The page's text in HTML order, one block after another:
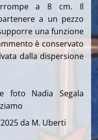
a 8 cm. Il
a un pezzo
una funzione
è conservato
dalla dispersione
foto Nadia Segala
da M. Uberti